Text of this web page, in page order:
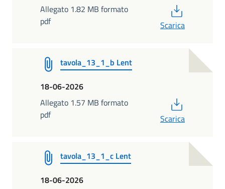
Allegato 1.82 MB formato
pdf
Scarica
tavola_13_1_b Lent
18-06-2026
Allegato 1.57 MB formato
pdf
Scarica
tavola_13_1_c Lent
18-06-2026